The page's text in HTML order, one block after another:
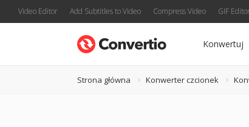
Video Editor Add Subtitles to Video Compress Video GIF
Konwertuj
Strona główna Konwerter czcionek